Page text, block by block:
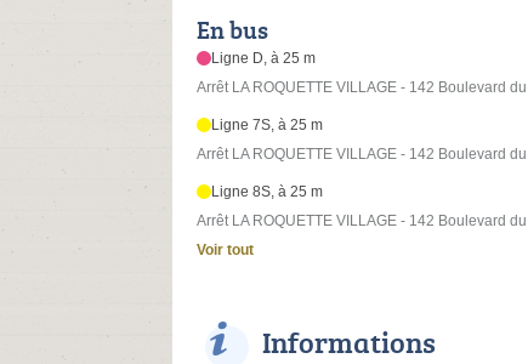
En bus
Ligne D, à 25 m
Arrêt LA ROQUETTE VILLAGE - 142 Boulevard
Ligne 7S, à 25 m
Arrêt LA ROQUETTE VILLAGE - 142 Boulevard
Ligne 8S, à 25 m
Arrêt LA ROQUETTE VILLAGE - 142 Boulevard
Voir tout
Informations